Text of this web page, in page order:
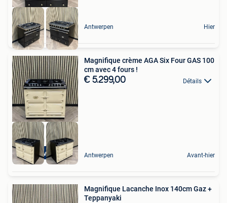
Antwerpen Hier
4 Ovens
Magnifique crème AGA Six Four GAS 100
cm avec 4 fours !
€ 5.299,00 Détails
Antwerpen Avant-hier
Magnifique Lacanche Inox 140cm Gaz +
Teppanyaki